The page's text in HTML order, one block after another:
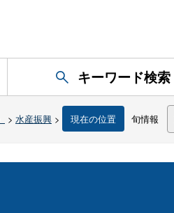
キーワード検索
> 水産振興 > 現在の位置 旬情報